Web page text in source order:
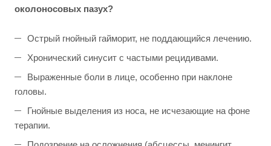
околоносовых пазух?
Острый гнойный гайморит, не поддающийся лечению.
Хронический синусит с частыми рецидивами.
Выраженные боли в лице, особенно при наклоне
головы.
Гнойные выделения из носа, не исчезающие на фоне
терапии.